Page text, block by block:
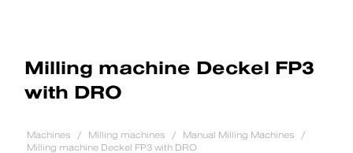
Milling machine Deckel FP3
with DRO
Machines Milling machines
Manual Milling Machines
Milling machine Deckel FP3 with DRO